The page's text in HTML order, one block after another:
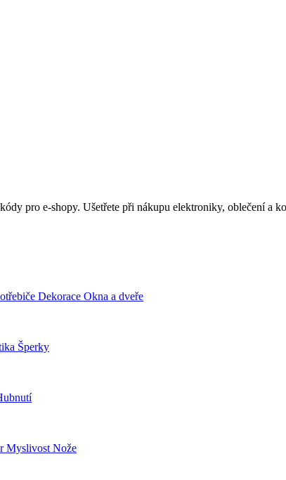
pro e-shopy. Ušetřete při nákupu elektroniky, oblečení a
Dekorace Okna a dveře
Šperky
Myslivost Nože